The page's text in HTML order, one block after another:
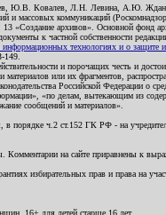
Ю.В. Ковалев, Л.Н. Левина, А.Ю.
массовых коммуникаций
13 «Создание архивов». Основной фонд
к частной собственности
технологиях и о защите
149.
и порочащих честь и
или их фрагментов,
Российской Федерации о
«по делам, вытекающим из
сообщений и материалов».
ч.2 ст.152 ГК РФ - на
Комментарии на сайте приравнены к
избирательных прав и права на
16+ для детей старше 16 лет.